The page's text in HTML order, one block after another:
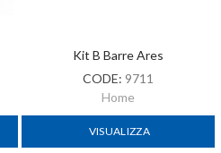
Kit B Barre Ares
CODE: 9711
Home
VISUALIZZA